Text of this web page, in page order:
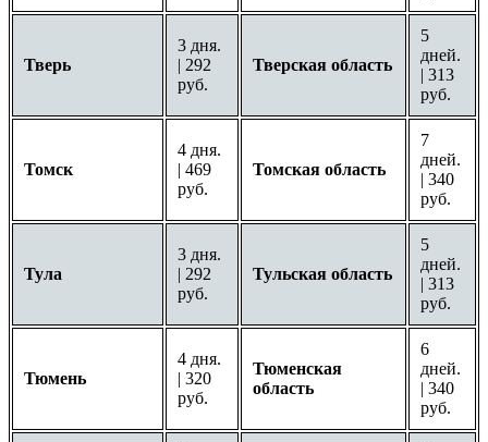
Тверь
3 дня.
| 292
руб.
Тверская область
5
дней.
| 313
руб.
Томск
4 дня.
| 469
руб.
Томская область
7
дней.
| 340
руб.
Тула
3 дня.
| 292
руб.
Тульская область
5
дней.
| 313
руб.
Тюмень
4 дня.
| 320
руб.
Тюменская
область
6
дней.
| 340
руб.